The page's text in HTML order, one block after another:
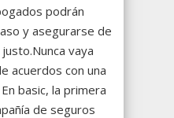
podrán
y asegurarse de
vaya
acuerdos con una
basic, la primera
de seguros